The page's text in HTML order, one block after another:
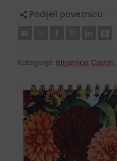
Podijeli poveznicu
Kategorije: Bilježnice, Cedon,